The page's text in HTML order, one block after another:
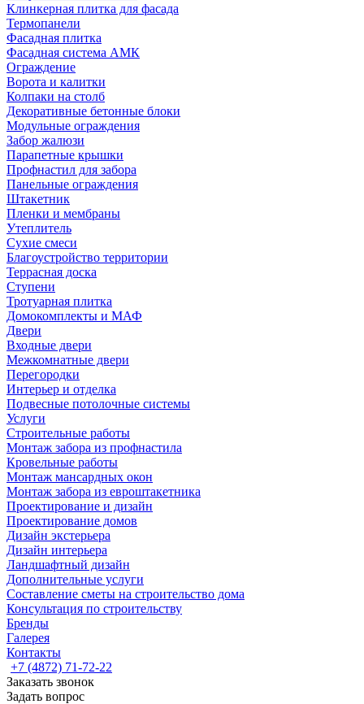
Клинкерная плитка для фасада
Термопанели
Фасадная плитка
Фасадная система АМК
Ограждение
Ворота и калитки
Колпаки на столб
Декоративные бетонные блоки
Модульные ограждения
Забор жалюзи
Парапетные крышки
Профнастил для забора
Панельные ограждения
Штакетник
Пленки и мембраны
Утеплитель
Сухие смеси
Благоустройство территории
Террасная доска
Ступени
Тротуарная плитка
Домокомплекты и МАФ
Двери
Входные двери
Межкомнатные двери
Перегородки
Интерьер и отделка
Подвесные потолочные системы
Услуги
Строительные работы
Монтаж забора из профнастила
Кровельные работы
Монтаж мансардных окон
Монтаж забора из евроштакетника
Проектирование и дизайн
Проектирование домов
Дизайн экстерьера
Дизайн интерьера
Ландшафтный дизайн
Дополнительные услуги
Составление сметы на строительство дома
Консультация по строительству
Бренды
Галерея
Контакты
+7 (4872) 71-72-22
Заказать звонок
Задать вопрос